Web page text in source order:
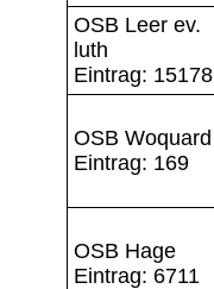
OSB Leer ev.
luth
Eintrag: 15178
OSB Woquard
Eintrag: 169
OSB Hage
Eintrag: 6711